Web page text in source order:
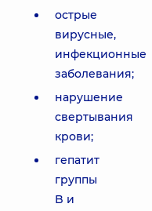
острые
вирусные,
инфекционные
заболевания;
нарушение
свертывания
крови;
гепатит
группы
B и